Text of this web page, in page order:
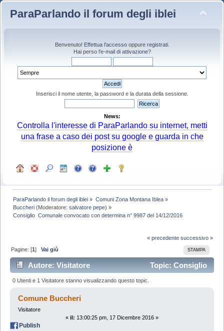
ParaParlando il forum degli iblei
Benvenuto! Effettua l'accessooppure registrati.
Hai perso l'e-mail di attivazione?
Inserisci il nome utente, la password e la durata della sessione.
News:
Controlla l'interesse di ParaParlando su internet, metti
una frase a caso dei post su google e guarda in che
posizione è
ParaParlando il forum degli iblei » Comuni Zona Montana Iblea»
Buccheri (Moderatore:salvatore pepe) »
Consiglio  Comunale convocato con determina n° 9987 del 14/12/2016
« precedente successivo »
STAMPA
Pagine: [1]Vai giù
Autore: Visitatore
Topic: Consiglio
Comunale convocato con determina n° 9987 del
14/12/2016 (Letto 20966 volte)
0 Utenti e 1 Visitatore stanno visualizzando questo topic.
Comune Buccheri
Visitatore
« il: 13:00:25 pm, 17 Dicembre 2016 »
Publish